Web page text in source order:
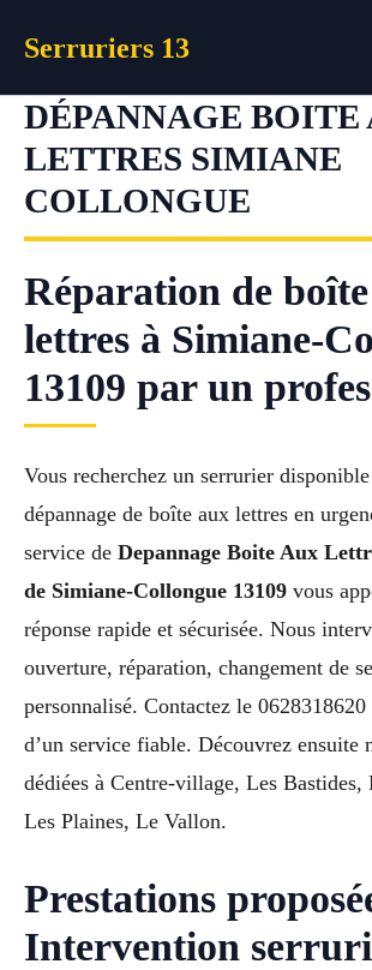
Serruriers 13
DÉPANNAGE BOITE
LETTRES SIMIANE
COLLONGUE
Réparation de
lettres à Simiane-
13109 par un
Vous recherchez un serrurier
dépannage de boîte aux lettres en
service de Depannage Boite Aux
de Simiane-Collongue 13109 vous
réponse rapide et sécurisée. Nous
ouverture, réparation, changement de
personnalisé. Contactez le
d’un service fiable. Découvrez ensuite
dédiées à Centre-village, Les Bastides,
Les Plaines, Le Vallon.
Prestations
Intervention